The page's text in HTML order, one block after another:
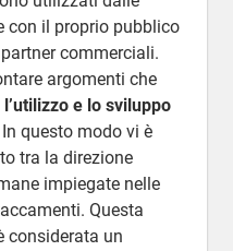
con il proprio pubblico
commerciali.
argomenti che
e lo sviluppo
questo modo vi è
tra la direzione
impiegate nelle
Questa
considerata un